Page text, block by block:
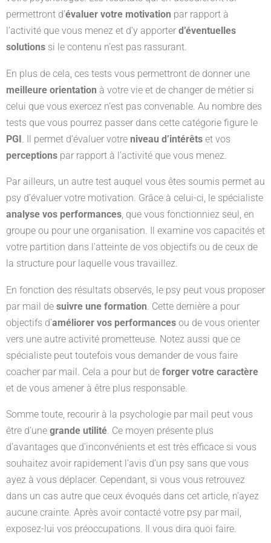
permettront d’évaluer votre motivation par rapport à
l’activité que vous menez et d’y apporter d’éventuelles
solutions si le contenu n’est pas rassurant.
En plus de cela, ces tests vous permettront de donner une
meilleure orientation à votre vie et de changer de métier si
celui que vous exercez n’est pas convenable. Au nombre des
tests que vous pourrez passer dans cette catégorie figure le
PGI . Il permet d’évaluer votre niveau d’intérêts et vos
perceptions par rapport à l’activité que vous menez.
Par ailleurs, un autre test auquel vous êtes soumis permet au
psy d’évaluer votre motivation. Grâce à celui-ci, le spécialiste
analyse vos performances, que vous fonctionniez seul, en
groupe ou pour une organisation. Il examine vos capacités et
votre partition dans l’atteinte de vos objectifs ou de ceux de
la structure pour laquelle vous travaillez.
En fonction des résultats observés, le psy peut vous proposer
par mail de suivre une formation . Cette dernière a pour
objectifs d’améliorer vos performances ou de vous orienter
vers une autre activité prometteuse. Notez aussi que ce
spécialiste peut toutefois vous demander de vous faire
coacher par mail. Cela a pour but de forger votre caractère
et de vous amener à être plus responsable.
Somme toute, recourir à la psychologie par mail peut vous
être d’une grande utilité. Ce moyen présente plus
d’avantages que d’inconvénients et est très efficace si vous
souhaitez avoir rapidement l’avis d’un psy sans que vous
ayez à vous déplacer. Cependant, si vous vous retrouvez
dans un cas autre que ceux évoqués dans cet article, n’ayez
aucune crainte. Après avoir contacté votre psy par mail,
exposez-lui vos préoccupations. Il vous dira quoi faire.